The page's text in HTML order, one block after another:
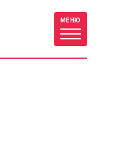
МЕНЮ